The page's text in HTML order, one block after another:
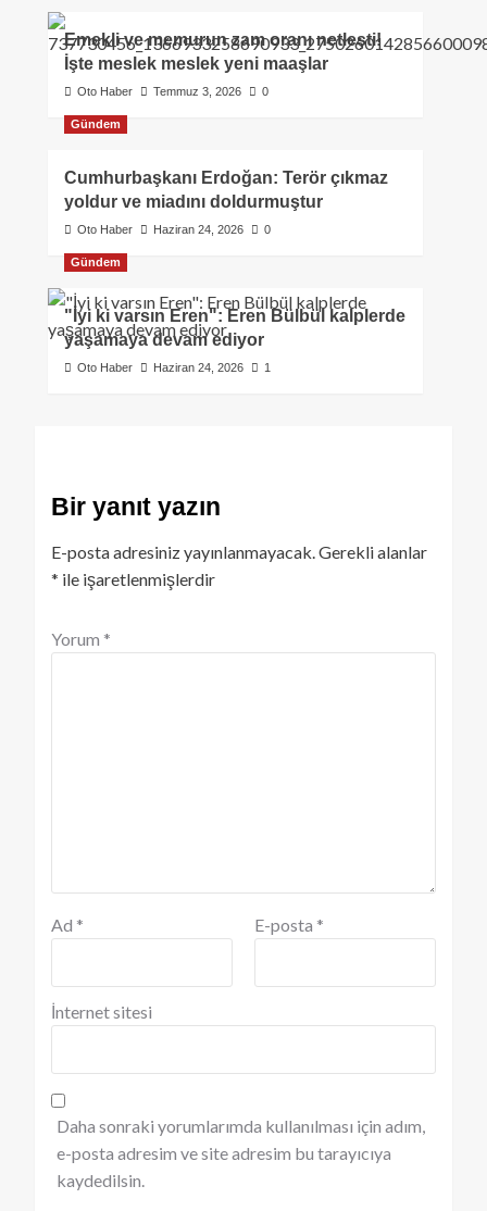
Emekli ve memurun zam oranı netleşti!
İşte meslek meslek yeni maaşlar
Oto Haber Temmuz 3, 2026 0
Gündem
Cumhurbaşkanı Erdoğan: Terör çıkmaz
yoldur ve miadını doldurmuştur
Oto Haber Haziran 24, 2026 0
Gündem
"İyi ki varsın Eren": Eren Bülbül kalplerde
yaşamaya devam ediyor
Oto Haber Haziran 24, 2026 1
Bir yanıt yazın
E-posta adresiniz yayınlanmayacak.Gerekli alanlar
* ile işaretlenmişlerdir
Yorum *
Ad * E-posta *
İnternet sitesi
Daha sonraki yorumlarımda kullanılması için adım,
e-posta adresim ve site adresim bu tarayıcıya
kaydedilsin.